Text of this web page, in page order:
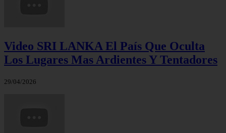
Video SRI LANKA El País Que Oculta
Los Lugares Mas Ardientes Y Tentadores
29/04/2026